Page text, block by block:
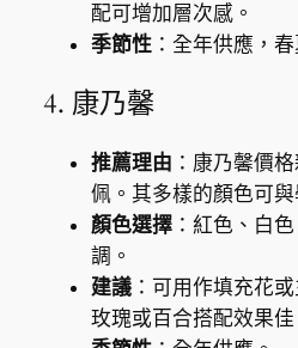
配可增加層次感。
季節性：全年供應，春
4. 康乃馨
推薦理由 ：康乃馨價
佩。其多樣的顏色可與
顏色選擇：紅色、白
調。
建議：可用作填充花
玫瑰或百合搭配效果佳